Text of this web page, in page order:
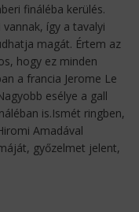
fináléba kerülés.
így a tavalyi
magát. Értem az
hogy ez minden
a francia Jerome Le
esélye a gall
is.Ismét ringben,
Amadával
győzelmet jelent,